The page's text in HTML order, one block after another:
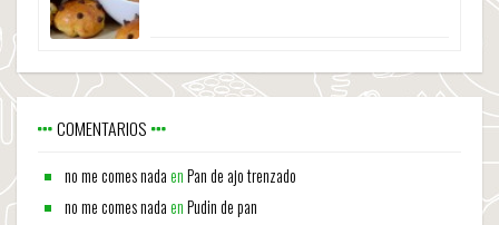
COMENTARIOS
no me comes nadaenPan de ajo trenzado
no me comes nadaenPudin de pan